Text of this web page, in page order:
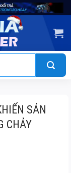
SẢN
CHẢY